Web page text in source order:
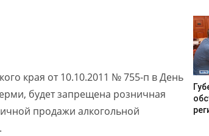
края от 10.10.2011 № 755-п в День
будет запрещена розничная
продажи алкогольной